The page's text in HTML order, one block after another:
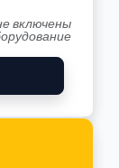
включены